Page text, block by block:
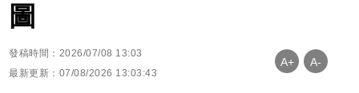
圖
發稿時間：2026/07/08 13:03
最新更新：07/08/2026 13:03:43
A+ A-